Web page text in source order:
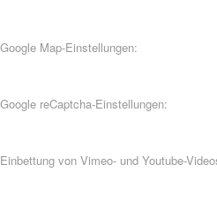
Google Map-Einstellungen:
Google reCaptcha-Einstellungen:
Einbettung von Vimeo- und Youtube-